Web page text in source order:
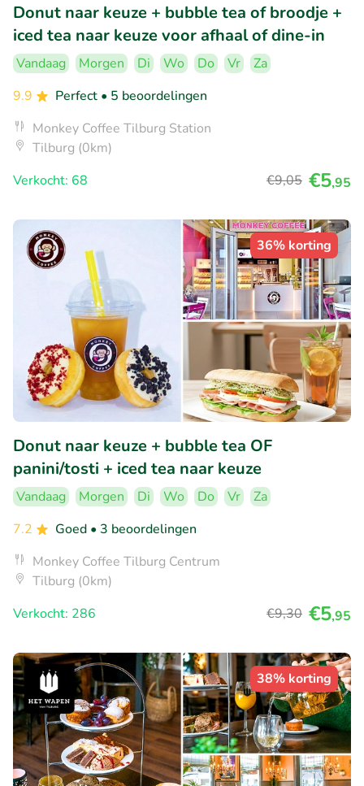
Donut naar keuze + bubble tea of broodje +
iced tea naar keuze voor afhaal of dine-in
Vandaag Morgen Di Wo Do Vr
Za
9.9
Perfect • 5 beoordelingen
Monkey Coffee Tilburg Station
Tilburg (0km)
Verkocht: 68
€9,05 €5,95
36% korting
Donut naar keuze + bubble tea OF
panini/tosti + iced tea naar keuze
Vandaag Morgen Di Wo Do Vr
Za
7.2
Goed • 3 beoordelingen
Monkey Coffee Tilburg Centrum
Tilburg (0km)
Verkocht: 286
€9,30 €5,95
38% korting